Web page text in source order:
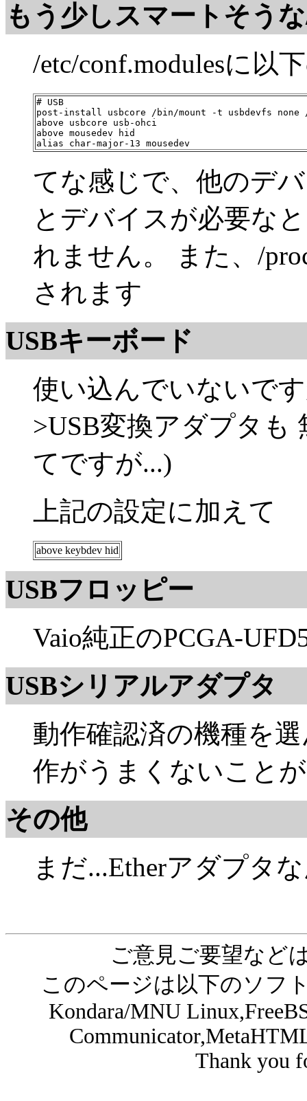
もう少しスマートそう
/etc/conf.modulesに以
# USB
post-install usbcore /bin/mount -t usbdevfs none
above usbcore usb-ohci
above mousedev hid
てな感じで、他のデ
とデバイスが必要な
れません。 また、/
されます
USBキーボード
使い込んでいないで
>USB変換アダプタも
てですが...)
上記の設定に加えて
above keybdev hid
USBフロッピー
Vaio純正のPCGA-
USBシリアルアダプタ
動作確認済の機種を
作がうまくないこと
その他
まだ...Etherアダプタ
ご意見ご要望など
このページは以下のソフ
Kondara/MNU
Thank you